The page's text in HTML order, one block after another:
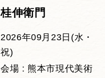
桂伸衛門
2026年09月23日(水・
祝)
会場 : 熊本市現代美術